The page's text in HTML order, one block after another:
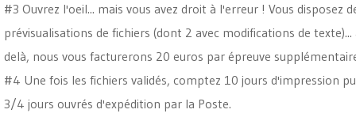
#3 Ouvrez l'oeil... mais vous avez droit à l'erreur ! Vous disposez
prévisualisations de fichiers (dont 2 avec modifications de texte)...
delà, nous vous facturerons 20 euros par épreuve
#4 Une fois les fichiers validés, comptez 10 jours d'impression
3/4 jours ouvrés d'expédition par la Poste.